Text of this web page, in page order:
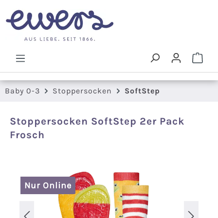
Zum Hauptinhalt springen
Baby 0-3 Stoppersocken SoftStep
Stoppersocken SoftStep 2er Pack
Frosch
Nur Online